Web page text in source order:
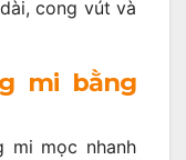
cong vút và
mi bằng
mi mọc nhanh